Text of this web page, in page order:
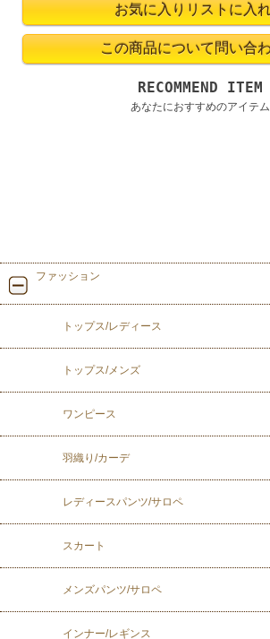
RECOMMEND ITEM
あなたにおすすめのアイテム
ファッション
トップス/レディース
トップス/メンズ
ワンピース
羽織り/カーデ
レディースパンツ/サロペ
スカート
メンズパンツ/サロペ
インナー/レギンス